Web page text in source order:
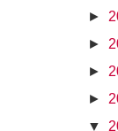
►
►
►
►
▼